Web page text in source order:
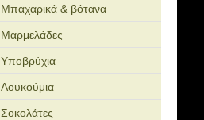
Μπαχαρικά & βότανα
Μαρμελάδες
Υποβρύχια
Λουκούμια
Σοκολάτες